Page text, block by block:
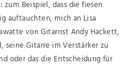
Beispiel, dass die fiesen
auftauchten, mich an Lisa
von Gitarrist Andy Hackett,
Gitarre im Verstärker zu
oder das die Entscheidung für